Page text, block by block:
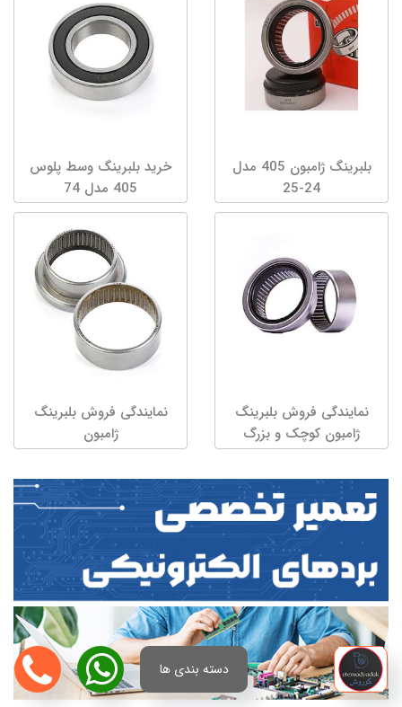
بلبرینگ ژامبون 405 مدل
24-25
خرید بلبرینگ وسط پلوس
405 مدل 74
نمایندگی فروش بلبرینگ
ژامبون کوچک و بزرگ
نمایندگی فروش بلبرینگ
ژامبون
دسته بندی ها